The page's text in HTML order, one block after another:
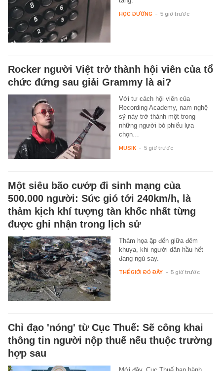
HỌC ĐƯỜNG - 5 giờ trước
Rocker người Việt trở thành hội viên của tổ
chức đứng sau giải Grammy là ai?
Với tư cách hội viên của
Recording Academy, nam nghệ
sỹ này trở thành một trong
những người bỏ phiếu lựa
chọn…
MUSIK - 5 giờ trước
Một siêu bão cướp đi sinh mạng của
500.000 người: Sức gió tới 240km/h, là
thảm kịch khí tượng tàn khốc nhất từng
được ghi nhận trong lịch sử
Thảm họa ập đến giữa đêm
khuya, khi người dân hầu hết
đang ngủ say.
THẾ GIỚI ĐÓ ĐÂY - 5 giờ trước
Chỉ đạo 'nóng' từ Cục Thuế: Sẽ công khai
thông tin người nộp thuế nếu thuộc trường
hợp sau